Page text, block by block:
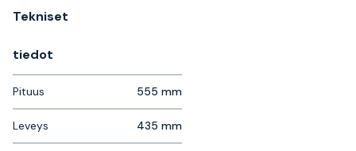
Tekniset
tiedot
Pituus 555 mm
Leveys 435 mm